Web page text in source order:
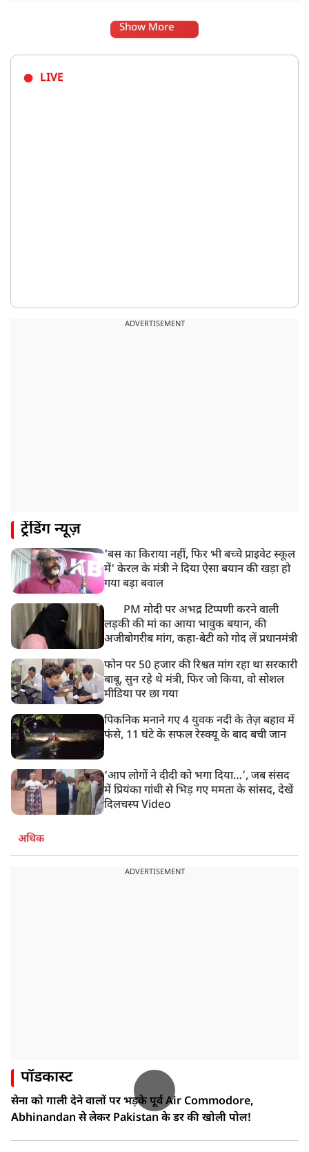
Show More
LIVE
ADVERTISEMENT
ट्रेंडिंग न्यूज़
'बस का किराया नहीं, फिर भी बच्चे प्राइवेट स्कूल
में' केरल के मंत्री ने दिया ऐसा बयान की खड़ा हो
गया बड़ा बवाल
PM मोदी पर अभद्र टिप्पणी करने वाली
लड़की की मां का आया भावुक बयान, की
अजीबोगरीब मांग, कहा-बेटी को गोद लें प्रधानमंत्री
फोन पर 50 हजार की रिश्वत मांग रहा था सरकारी
बाबू, सुन रहे थे मंत्री, फिर जो किया, वो सोशल
मीडिया पर छा गया
पिकनिक मनाने गए 4 युवक नदी के तेज़ बहाव में
फंसे, 11 घंटे के सफल रेस्क्यू के बाद बची जान
‘आप लोगों ने दीदी को भगा दिया…’, जब संसद
में प्रियंका गांधी से भिड़ गए ममता के सांसद, देखें
दिलचस्प Video
अधिक
ADVERTISEMENT
पॉडकास्ट
सेना को गाली देने वालों पर भड़के पूर्व Air Commodore,
Abhinandan से लेकर Pakistan के डर की खोली पोल!